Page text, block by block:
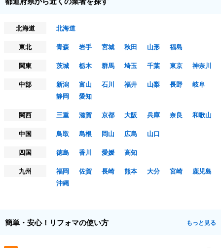
北海道
北海道
東北
青森 岩手 宮城 秋田 山形
福島
関東
茨城 栃木 群馬 埼玉 千葉 東京
神奈川
中部
新潟 富山 石川 福井 山梨 長野
岐阜
静岡
愛知
関西
三重 滋賀 京都 大阪 兵庫 奈良
和歌山
中国
鳥取 島根 岡山 広島
山口
四国
徳島 香川 愛媛
高知
九州
福岡 佐賀 長崎 熊本 大分 宮崎
鹿児島
沖縄
簡単・安心！リフォマの使い方 もっと見る